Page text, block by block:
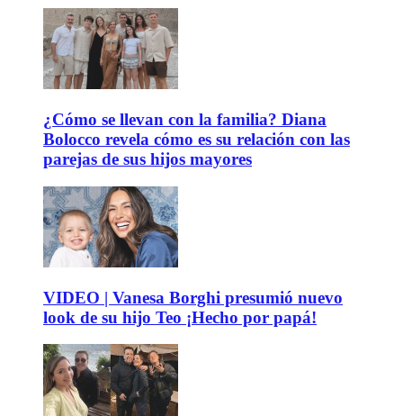
¿Cómo se llevan con la familia? Diana
Bolocco revela cómo es su relación con las
parejas de sus hijos mayores
VIDEO | Vanesa Borghi presumió nuevo
look de su hijo Teo ¡Hecho por papá!